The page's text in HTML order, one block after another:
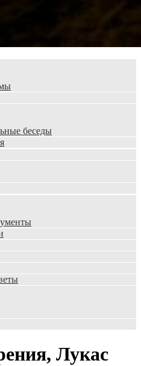
беседы
Лукас